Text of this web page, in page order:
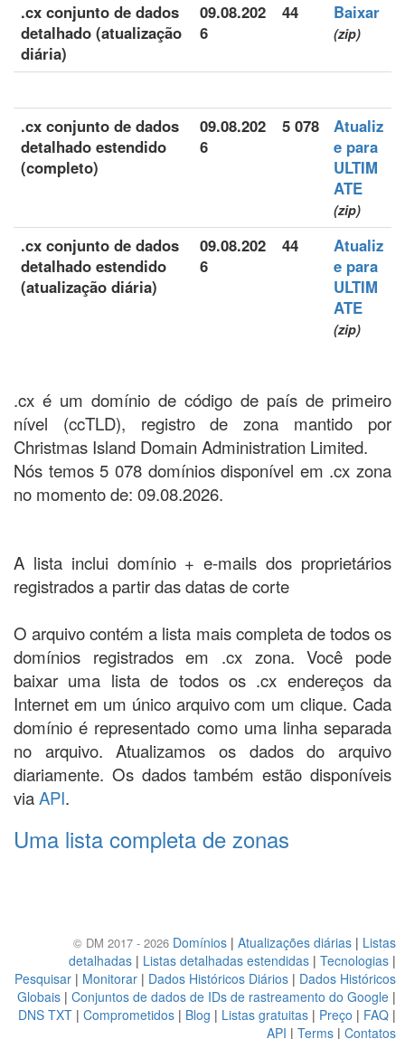
.cx conjunto de dados
detalhado (atualização
diária)
09.08.202
6
44 Baixar
(zip)
.cx conjunto de dados
detalhado estendido
(completo)
09.08.202
6
5 078
Atualiz
e para
ULTIM
ATE
(zip)
.cx conjunto de dados
detalhado estendido
(atualização diária)
09.08.202
6
44
Atualiz
e para
ULTIM
ATE
(zip)
.cx é um domínio de código de país de primeiro
nível (ccTLD), registro de zona mantido por
Christmas Island Domain Administration Limited.
Nós temos 5 078 domínios disponível em .cx zona
no momento de: 09.08.2026.
A lista inclui domínio + e-mails dos proprietários
registrados a partir das datas de corte
O arquivo contém a lista mais completa de todos os
domínios registrados em .cx zona. Você pode
baixar uma lista de todos os .cx endereços da
Internet em um único arquivo com um clique. Cada
domínio é representado como uma linha separada
no arquivo. Atualizamos os dados do arquivo
diariamente. Os dados também estão disponíveis
viaAPI.
Uma lista completa de zonas
© DM 2017 - 2026 Domínios | Atualizações diárias | Listas
detalhadas | Listas detalhadas estendidas | Tecnologias |
Pesquisar | Monitorar | Dados Históricos Diários | Dados Históricos
Globais | Conjuntos de dados de IDs de rastreamento do Google |
DNS TXT | Comprometidos | Blog | Listas gratuitas | Preço | FAQ |
API | Terms | Contatos